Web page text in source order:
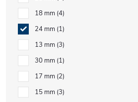
18 mm 4
24 mm 1
13 mm 3
30 mm 1
17 mm 2
15 mm 3